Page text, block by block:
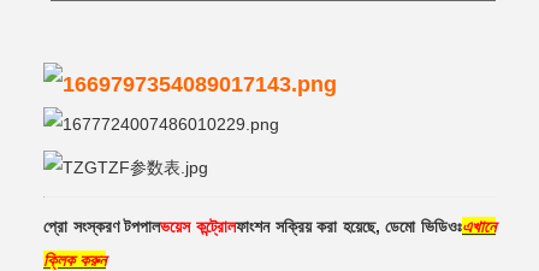
প্রো সংস্করণ টপপালভয়েস কন্ট্রোলফাংশন সক্রিয় করা হয়েছে, ডেমো ভিডিওঃএখানে
ক্লিক করুন